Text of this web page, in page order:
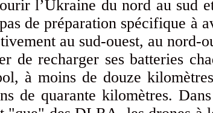
l’Ukraine du nord au sud
de préparation spécifique à
au sud-ouest, au nord-
de recharger ses batteries
à moins de douze
de quarante kilomètres.